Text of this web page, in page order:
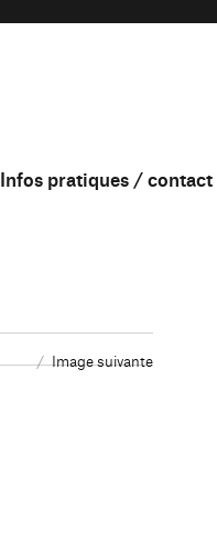
Infos pratiques / contact
Image suivante